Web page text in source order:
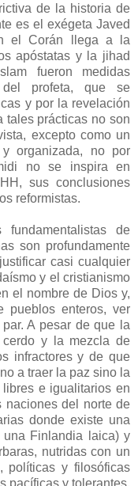
de la historia de
es el exégeta Javed
el Corán llega a la
apóstatas y la jihad
fueron medidas
profeta, que se
y por la revelación
tales prácticas no son
excepto como un
organizada, no por
no se inspira en
sus conclusiones
reformistas.
de
son profundamente
casi cualquier
y el cristianismo
el nombre de Dios y,
pueblos enteros, ver
A pesar de que la
y la mezcla de
infractores y de que
a traer la paz sino la
e igualitarios en
naciones del norte de
donde existe una
Finlandia laica) y
nutridas con un
políticas y filosóficas
pacíficas y tolerantes.